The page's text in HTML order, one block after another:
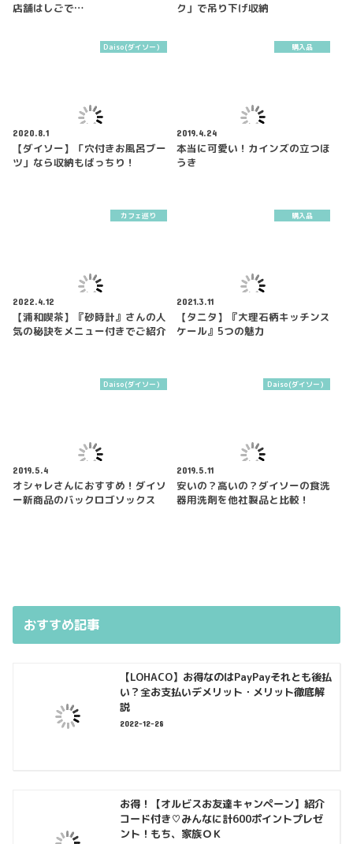
店舗はしごで…
ク」で吊り下げ収納
Daiso(ダイソー）
2020.8.1
【ダイソー】「穴付きお風呂ブー
ツ」なら収納もばっちり！
購入品
2019.4.24
本当に可愛い！カインズの立つほ
うき
カフェ巡り
2022.4.12
【浦和喫茶】『砂時計』さんの人
気の秘訣をメニュー付きでご紹介
購入品
2021.3.11
【タニタ】『大理石柄キッチンス
ケール』5つの魅力
Daiso(ダイソー）
2019.5.4
オシャレさんにおすすめ！ダイソ
ー新商品のバックロゴソックス
Daiso(ダイソー）
2019.5.11
安いの？高いの？ダイソーの食洗
器用洗剤を他社製品と比較！
おすすめ記事
【LOHACO】お得なのはPayPayそれとも後払
い？全お支払いデメリット・メリット徹底解
説
2022-12-28
お得！【オルビスお友達キャンペーン】紹介
コード付き♡みんなに計600ポイントプレゼ
ント！もち、家族ＯＫ